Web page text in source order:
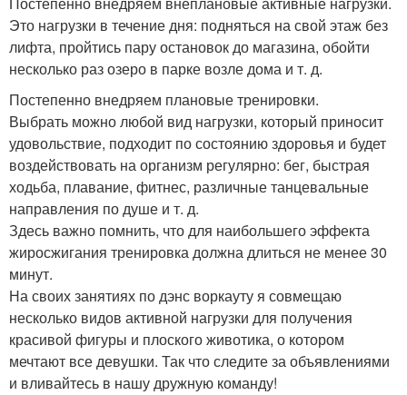
Это нагрузки в течение дня: подняться на свой этаж без
лифта, пройтись пару остановок до магазина, обойти
несколько раз озеро в парке возле дома и т. д.
Постепенно внедряем плановые тренировки.
Выбрать можно любой вид нагрузки, который приносит
удовольствие, подходит по состоянию здоровья и будет
воздействовать на организм регулярно: бег, быстрая
ходьба, плавание, фитнес, различные танцевальные
направления по душе и т. д.
Здесь важно помнить, что для наибольшего эффекта
жиросжигания тренировка должна длиться не менее 30
минут.
На своих занятиях по дэнс воркауту я совмещаю
несколько видов активной нагрузки для получения
красивой фигуры и плоского животика, о котором
мечтают все девушки. Так что следите за объявлениями
и вливайтесь в нашу дружную команду!